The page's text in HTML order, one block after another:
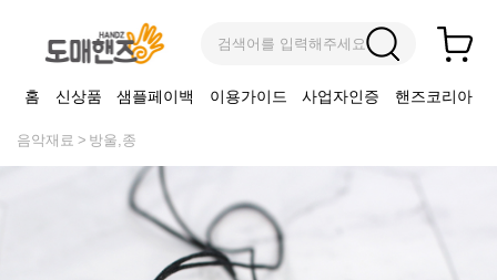
검색어를 입력해주세요
홈 신상품 샘플페이백 이용가이드 사업자인증 핸즈코리아
음악재료 방울,종